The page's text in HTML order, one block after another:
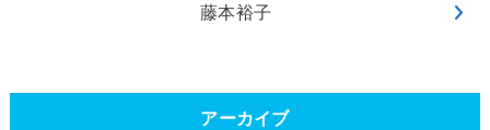
藤本裕子
アーカイブ